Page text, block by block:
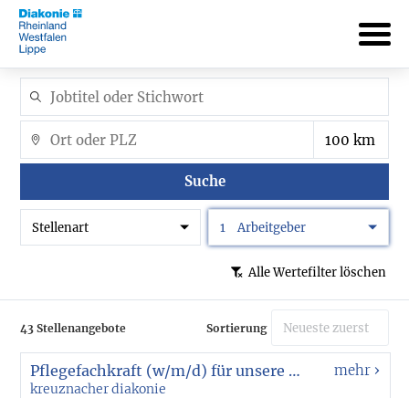
Suche
Stellenart 1 Arbeitgeber
Alle Wertefilter löschen
43 Stellenangebote Sortierung
Pflegefachkraft (w/m/d) für unsere Holding Area Anästhesie
kreuznacher diakonie
mehr